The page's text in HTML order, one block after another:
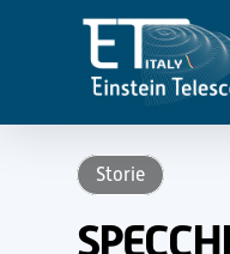
content
Storie